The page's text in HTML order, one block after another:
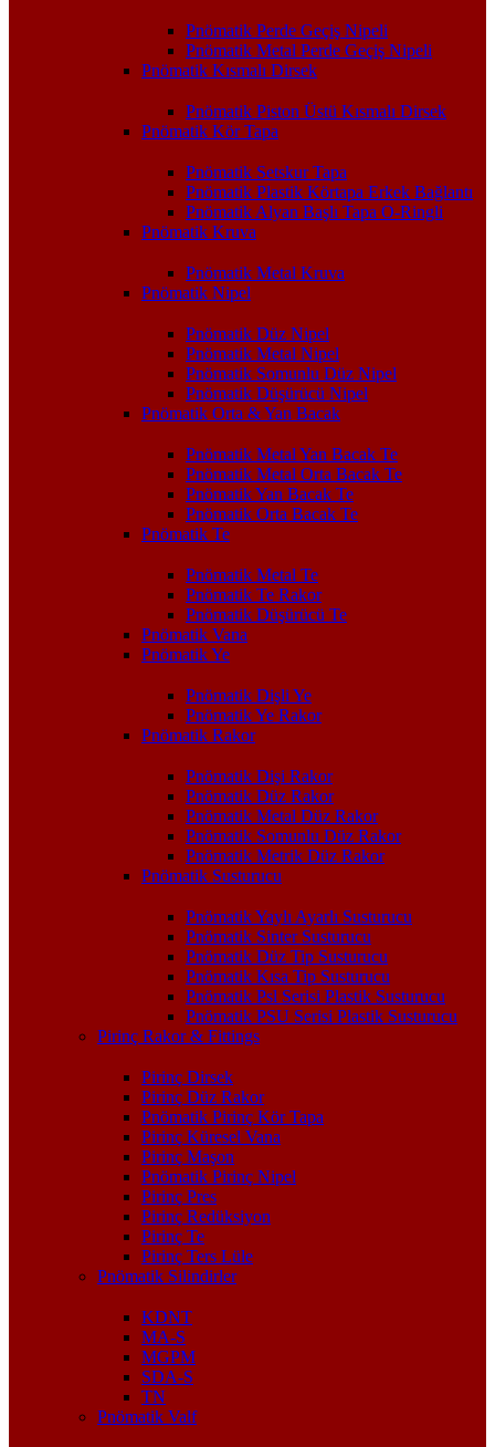
Pnömatik Perde Geçiş Nipeli
Pnömatik Metal Perde Geçiş Nipeli
Pnömatik Kısmalı Dirsek
Pnömatik Piston Üstü Kısmalı Dirsek
Pnömatik Kör Tapa
Pnömatik Setskur Tapa
Pnömatik Plastik Körtapa Erkek Bağlantı
Pnömatik Alyan Başlı Tapa O-Ringli
Pnömatik Kruva
Pnömatik Metal Kruva
Pnömatik Nipel
Pnömatik Düz Nipel
Pnömatik Metal Nipel
Pnömatik Somunlu Düz Nipel
Pnömatik Düşürücü Nipel
Pnömatik Orta & Yan Bacak
Pnömatik Metal Yan Bacak Te
Pnömatik Metal Orta Bacak Te
Pnömatik Yan Bacak Te
Pnömatik Orta Bacak Te
Pnömatik Te
Pnömatik Metal Te
Pnömatik Te Rakor
Pnömatik Düşürücü Te
Pnömatik Vana
Pnömatik Ye
Pnömatik Dişli Ye
Pnömatik Ye Rakor
Pnömatik Rakor
Pnömatik Dişi Rakor
Pnömatik Düz Rakor
Pnömatik Metal Düz Rakor
Pnömatik Somunlu Düz Rakor
Pnömatik Metrik Düz Rakor
Pnömatik Susturucu
Pnömatik Yaylı Ayarlı Susturucu
Pnömatik Sinter Susturucu
Pnömatik Düz Tip Susturucu
Pnömatik Kısa Tip Susturucu
Pnömatik Psl Serisi Plastik Susturucu
Pnömatik PSU Serisi Plastik Susturucu
Pirinç Rakor & Fittings
Pirinç Dirsek
Pirinç Düz Rakor
Pnömatik Pirinç Kör Tapa
Pirinç Küresel Vana
Pirinç Maşon
Pnömatik Pirinç Nipel
Pirinç Pres
Pirinç Redüksiyon
Pirinç Te
Pirinç Ters Lüle
Pnömatik Silindirler
KDNT
MA-S
MGPM
SDA-S
TN
Pnömatik Valf